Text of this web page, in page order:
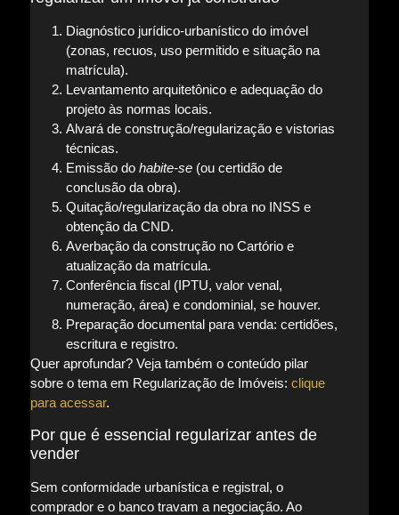
Diagnóstico jurídico-urbanístico do imóvel
(zonas, recuos, uso permitido e situação na
matrícula).
Levantamento arquitetônico e adequação do
projeto às normas locais.
Alvará de construção/regularização e vistorias
técnicas.
Emissão do habite-se(ou certidão de
conclusão da obra).
Quitação/regularização da obra no INSS e
obtenção da CND.
Averbação da construção no Cartório e
atualização da matrícula.
Conferência fiscal (IPTU, valor venal,
numeração, área) e condominial, se houver.
Preparação documental para venda: certidões,
escritura e registro.
Quer aprofundar? Veja também o conteúdo pilar
sobre o tema em Regularização de Imóveis: clique
para acessar.
Por que é essencial regularizar antes de
vender
Sem conformidade urbanística e registral, o
comprador e o banco travam a negociação. Ao